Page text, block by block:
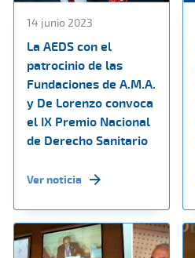
14 junio 2023
La AEDS con el
patrocinio de las
Fundaciones de A.M.A.
y De Lorenzo convoca
el IX Premio Nacional
de Derecho Sanitario
Ver noticia